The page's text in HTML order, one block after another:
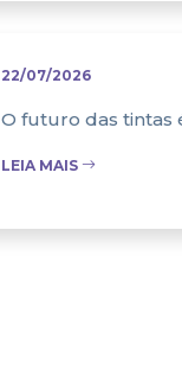
22/07/2026
O futuro das tintas
LEIA MAIS